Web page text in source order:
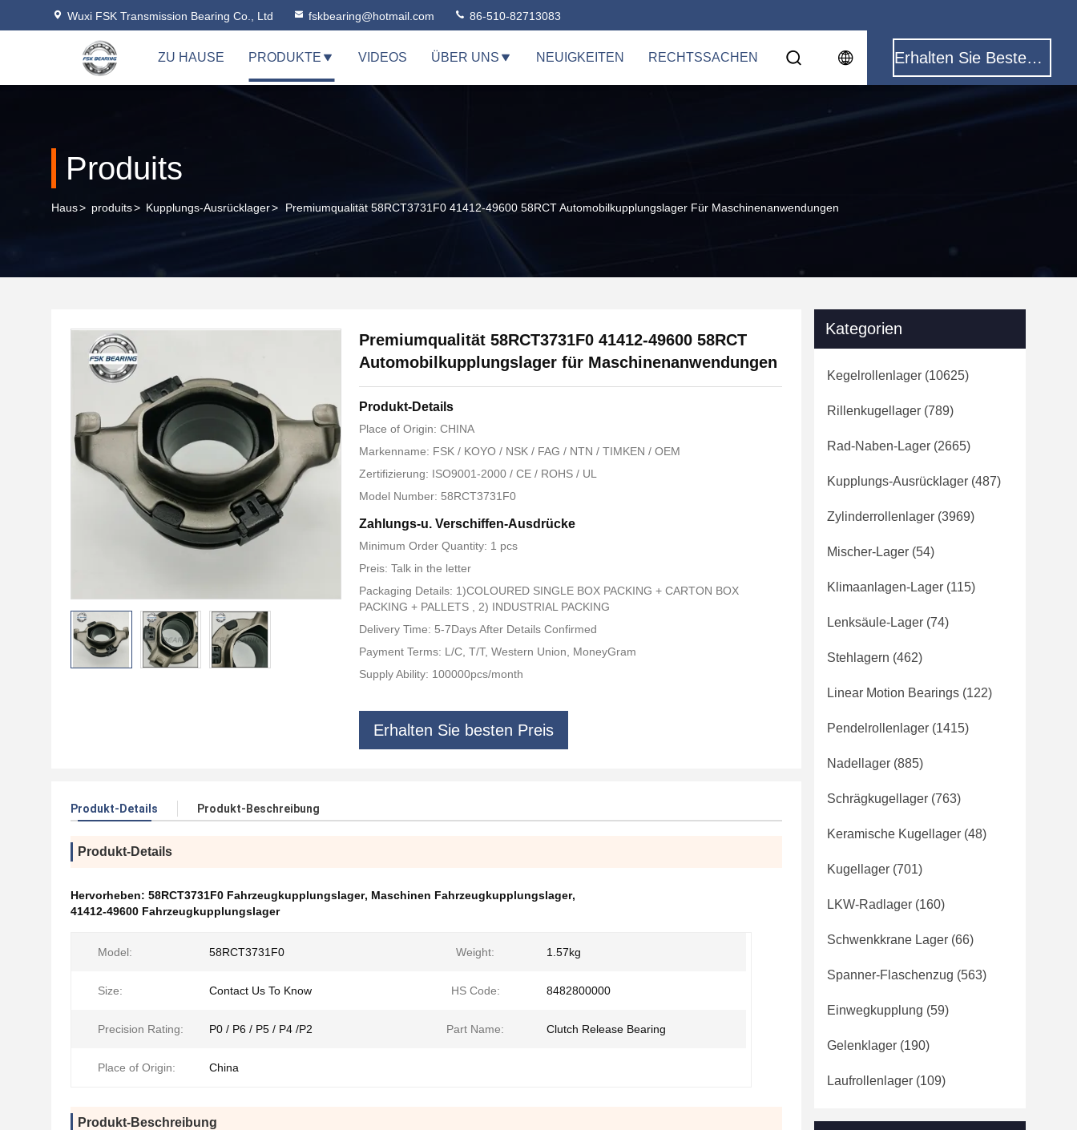
Wuxi FSK Transmission Bearing Co., Ltd fskbearing@hotmail.com 86-510-82713083
ZU HAUSE PRODUKTE VIDEOS ÜBER UNS NEUIGKEITEN RECHTSSACHEN Erhalten Sie Besten Preis
Produits
Haus> produits> Kupplungs-Ausrücklager> Premiumqualität 58RCT3731F0 41412-49600 58RCT Automobilkupplungslager Für Maschinenanwendungen
Premiumqualität 58RCT3731F0 41412-49600 58RCT
Automobilkupplungslager für Maschinenanwendungen
Produkt-Details
Place of Origin: CHINA
Markenname: FSK / KOYO / NSK / FAG / NTN / TIMKEN / OEM
Zertifizierung: ISO9001-2000 / CE / ROHS / UL
Model Number: 58RCT3731F0
Zahlungs-u. Verschiffen-Ausdrücke
Minimum Order Quantity: 1 pcs
Preis: Talk in the letter
Packaging Details: 1)COLOURED SINGLE BOX PACKING + CARTON BOX
PACKING + PALLETS , 2) INDUSTRIAL PACKING
Delivery Time: 5-7Days After Details Confirmed
Payment Terms: L/C, T/T, Western Union, MoneyGram
Supply Ability: 100000pcs/month
Erhalten Sie besten Preis
Produkt-Details Produkt-Beschreibung
Produkt-Details
Hervorheben: 58RCT3731F0 Fahrzeugkupplungslager, Maschinen Fahrzeugkupplungslager,
41412-49600 Fahrzeugkupplungslager
Model: 58RCT3731F0 Weight: 1.57kg
Size: Contact Us To Know HS Code: 8482800000
Precision Rating: P0 / P6 / P5 / P4 /P2 Part Name: Clutch Release Bearing
Place of Origin: China
Produkt-Beschreibung
Kategorien
Kegelrollenlager (10625)
Rillenkugellager (789)
Rad-Naben-Lager (2665)
Kupplungs-Ausrücklager (487)
Zylinderrollenlager (3969)
Mischer-Lager (54)
Klimaanlagen-Lager (115)
Lenksäule-Lager (74)
Stehlagern (462)
Linear Motion Bearings (122)
Pendelrollenlager (1415)
Nadellager (885)
Schrägkugellager (763)
Keramische Kugellager (48)
Kugellager (701)
LKW-Radlager (160)
Schwenkkrane Lager (66)
Spanner-Flaschenzug (563)
Einwegkupplung (59)
Gelenklager (190)
Laufrollenlager (109)